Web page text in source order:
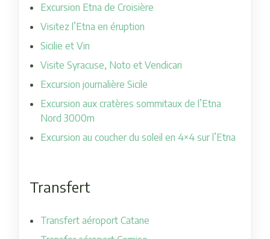
Excursion Etna de Croisière
Visitez l’Etna en éruption
Sicilie et Vin
Visite Syracuse, Noto et Vendicari
Excursion journalière Sicile
Excursion aux cratères sommitaux de l’Etna
Nord 3000m
Excursion au coucher du soleil en 4×4 sur l’Etna
Transfert
Transfert aéroport Catane